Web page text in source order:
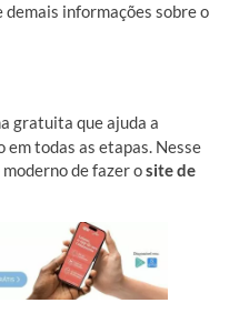
informações sobre o
gratuita que ajuda a
todas as etapas. Nesse
de fazer osite de